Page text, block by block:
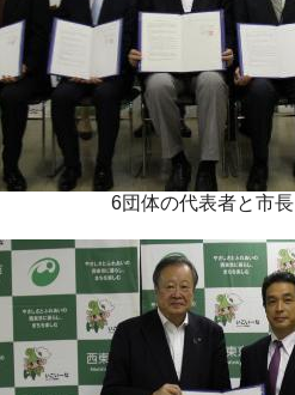
6団体の代表者と市長